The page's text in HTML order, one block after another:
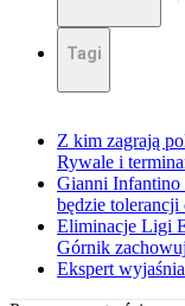
Tagi
Z kim zagrają
Rywale i
Gianni Infantino
będzie tolerancji
Eliminacje Ligi
Górnik
Ekspert